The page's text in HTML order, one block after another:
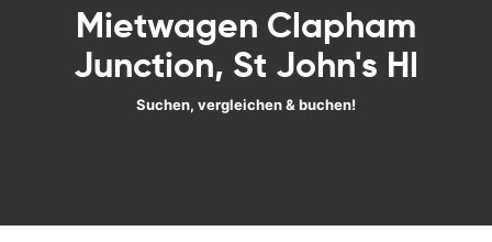
Mietwagen Clapham
Junction, St John's Hl
Suchen, vergleichen & buchen!